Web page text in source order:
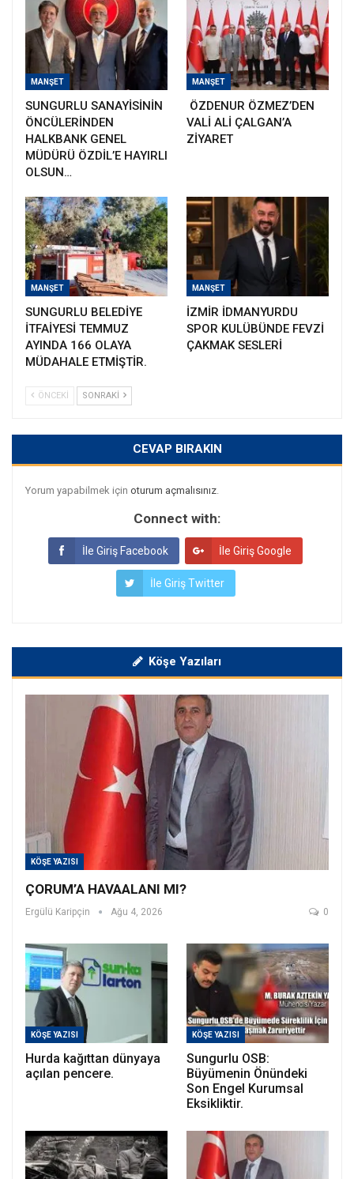
MANŞET
SUNGURLU SANAYİSİNİN
ÖNCÜLERİNDEN
HALKBANK GENEL
MÜDÜRÜ ÖZDİL’E HAYIRLI
OLSUN…
MANŞET
ÖZDENUR ÖZMEZ’DEN
VALİ ALİ ÇALGAN’A
ZİYARET
MANŞET
SUNGURLU BELEDİYE
İTFAİYESİ TEMMUZ
AYINDA 166 OLAYA
MÜDAHALE ETMİŞTİR.
MANŞET
İZMİR İDMANYURDU
SPOR KULÜBÜNDE FEVZİ
ÇAKMAK SESLERİ
ÖNCEKI SONRAKI
CEVAP BIRAKIN
Yorum yapabilmek için oturum açmalısınız
Connect with:
İle Giriş Facebook İle Giriş Google
İle Giriş Twitter
Köşe Yazıları
KÖŞE YAZISI
ÇORUM’A HAVAALANI MI?
Ergülü Karipçin Ağu 4, 2026 0
KÖŞE YAZISI
Hurda kağıttan dünyaya
açılan pencere.
KÖŞE YAZISI
Sungurlu OSB:
Büyümenin Önündeki
Son Engel Kurumsal
Eksikliktir.